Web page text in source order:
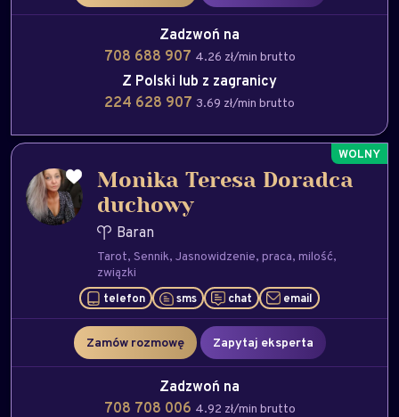
Zadzwoń na
708 688 907 4.26 zł/min brutto
Z Polski lub z zagranicy
224 628 907 3.69 zł/min brutto
Monika Teresa Doradca
duchowy
Baran
Tarot Sennik Jasnowidzenie praca milość
związki
telefon sms chat email
Zamów rozmowę Zapytaj eksperta
Zadzwoń na
708 708 006 4.92 zł/min brutto